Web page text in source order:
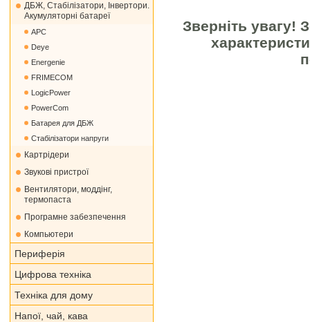
ДБЖ, Стабілізатори, Інвертори.
Акумуляторні батареї
APC
Deye
Energenie
FRIMECOM
LogicPower
PowerCom
Батарея для ДБЖ
Стабілізатори напруги
Картрідери
Звукові пристрої
Вентилятори, моддінг,
термопаста
Програмне забезпечення
Компьютери
Периферія
Цифрова техніка
Техніка для дому
Напої, чай, кава
Зверніть увагу!